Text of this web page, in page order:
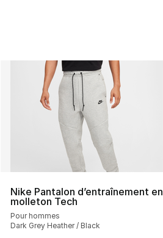
Nike Pantalon d’entraînement en
molleton Tech
Pour hommes
Dark Grey Heather / Black